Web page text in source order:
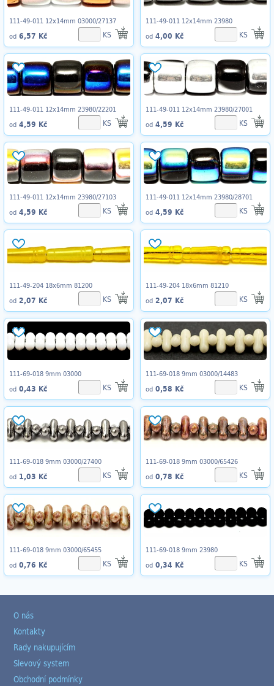
111-49-011 12x14mm 03000/27137
od 6,57 Kč KS
111-49-011 12x14mm 23980
od 4,00 Kč KS
111-49-011 12x14mm 23980/22201
od 4,59 Kč KS
111-49-011 12x14mm 23980/27001
od 4,59 Kč KS
111-49-011 12x14mm 23980/27103
od 4,59 Kč KS
111-49-011 12x14mm 23980/28701
od 4,59 Kč KS
111-49-204 18x6mm 81200
od 2,07 Kč KS
111-49-204 18x6mm 81210
od 2,07 Kč KS
111-69-018 9mm 03000
od 0,43 Kč KS
111-69-018 9mm 03000/14483
od 0,58 Kč KS
111-69-018 9mm 03000/27400
od 1,03 Kč KS
111-69-018 9mm 03000/65426
od 0,78 Kč KS
111-69-018 9mm 03000/65455
od 0,76 Kč KS
111-69-018 9mm 23980
od 0,34 Kč KS
O nás
Kontakty
Rady nakupujícím
Slevový system
Obchodní podmínky